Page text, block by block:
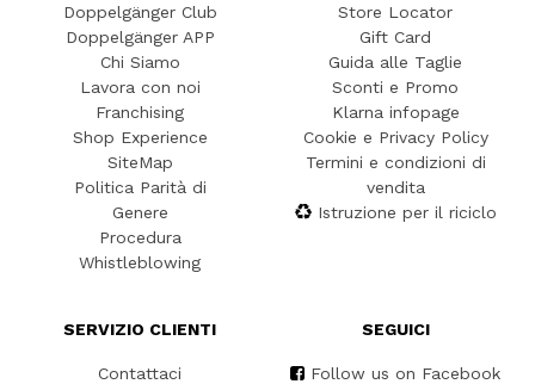
Doppelgänger Club
Doppelgänger APP
Chi Siamo
Lavora con noi
Franchising
Shop Experience
SiteMap
Politica Parità di
Genere
Procedura
Whistleblowing
Store Locator
Gift Card
Guida alle Taglie
Sconti e Promo
Klarna infopage
Cookie e Privacy Policy
Termini e condizioni di
vendita
Istruzione per il riciclo
SERVIZIO CLIENTI
Contattaci
SEGUICI
Follow us on Facebook